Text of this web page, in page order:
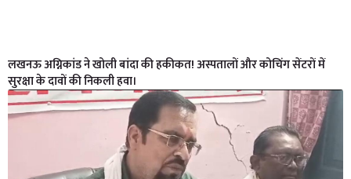
लखनऊ अग्निकांड ने खोली बांदा की हकीकत! अस्पतालों और कोचिंग सेंटरों में
सुरक्षा के दावों की निकली हवा।